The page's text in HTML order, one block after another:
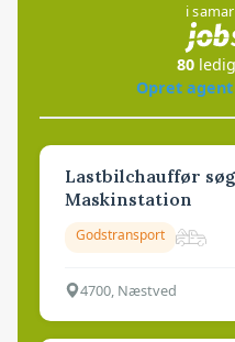
i
80
Opret agent
Lastbilchauffør
Maskinstation
Godstransport
4700, Næstved